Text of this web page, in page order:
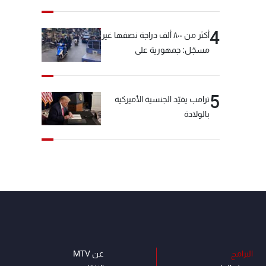
4
أكثر من ٨٠٠ ألف دراجة نصفها غير
مسجّل: جمهورية على
5ترامب يقيّد الجنسية الأميركية
بالولادة
البرامج
عن MTV